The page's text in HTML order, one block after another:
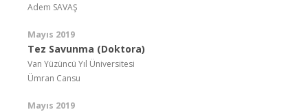
Adem SAVAŞ
Mayıs 2019
Tez Savunma (Doktora)
Van Yüzüncü Yıl Üniversitesi
Ümran Cansu
Mayıs 2019